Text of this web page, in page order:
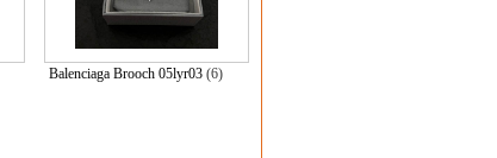
Balenciaga Brooch 05lyr03 (6)